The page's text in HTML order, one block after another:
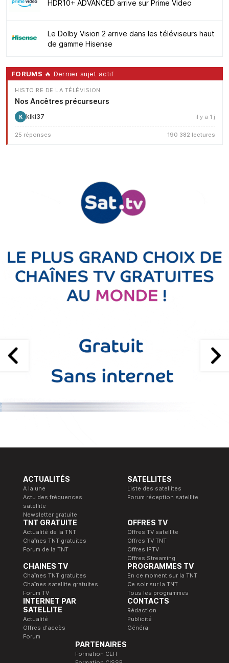
HDR10+ ADVANCED arrive sur Prime Video
Le Dolby Vision 2 arrive dans les téléviseurs haut
de gamme Hisense
FORUMS 🔥 Dernier sujet actif
HISTOIRE DE LA TÉLÉVISION
Nos Ancêtres précurseurs
K kiki37 il y a 1 j
25 réponses 190 382 lectures
ACTUALITÉS
A la une
Actu des fréquences
satellite
Newsletter gratuite
SATELLITES
Liste des satellites
Forum réception satellite
TNT GRATUITE
Actualité de la TNT
Chaînes TNT gratuites
Forum de la TNT
OFFRES TV
Offres TV satellite
Offres TV TNT
Offres IPTV
Offres Streaming
CHAINES TV
Chaînes TNT gratuites
Chaînes satellite gratuites
Forum TV
PROGRAMMES TV
En ce moment sur la TNT
Ce soir sur la TNT
Tous les programmes
INTERNET PAR
SATELLITE
Actualité
Offres d'accès
Forum
CONTACTS
Rédaction
Publicité
Général
PARTENAIRES
Formation CEH